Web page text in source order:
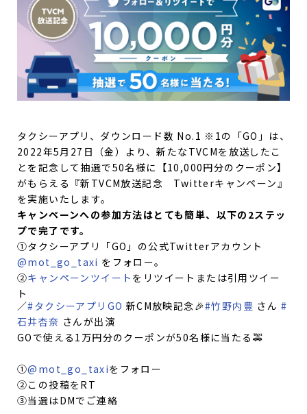
タクシーアプリ、ダウンロード数 No.1 ※1の「GO」は、
2022年5月27日（金）より、新たなTVCMを放送したこ
とを記念して抽選で50名様に【10,000円分のクーポン】
がもらえる『新TVCM放送記念 Twitterキャンペーン』
を実施いたします。
キャンペーンへの参加方法はとても簡単、以下の2ステッ
プで完了です。
①タクシーアプリ「GO」の公式Twitterアカウント
@mot_go_taxi をフォロー。
②キャンペーンツイート をリツイートまたは引用ツイー
ト
／#タクシーアプリGO 新CM放映記念🎉#竹野内豊 さん #
石井杏奈 さんが出演
GOで使える1万円分のクーポンが50名様に当たる🚕
①@mot_go_taxiをフォロー
②この投稿をRT
③当選はDMでご連絡